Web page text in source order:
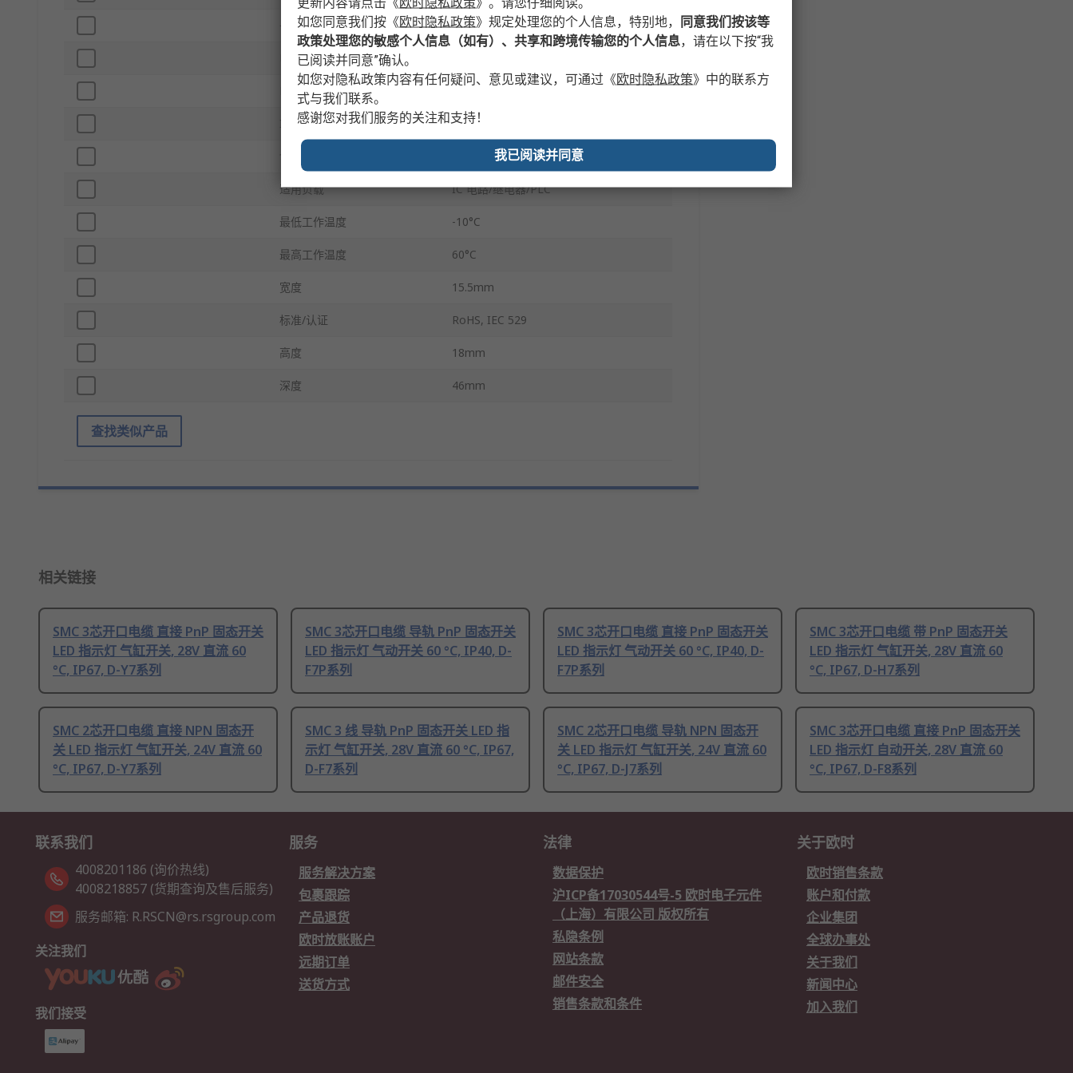
子类型 固态开关
电压
LED 指示灯
IP 防护等级 IP67
适用负载 IC 电路/继电器/PLC
最低工作温度 -10°C
最高工作温度 60°C
宽度 15.5mm
标准/认证 RoHS, IEC 529
高度 18mm
深度 46mm
查找类似产品
相关链接
SMC 3芯开口电缆 直接 PnP 固态开关
LED 指示灯 气缸开关, 28V 直流 60
°C, IP67, D-Y7系列
SMC 3芯开口电缆 导轨 PnP 固态开关
LED 指示灯 气动开关 60 °C, IP40, D-
F7P系列
SMC 3芯开口电缆 直接 PnP 固态开关
LED 指示灯 气动开关 60 °C, IP40, D-
F7P系列
SMC 3芯开口电缆 带 PnP 固态开关
LED 指示灯 气缸开关, 28V 直流 60
°C, IP67, D-H7系列
SMC 2芯开口电缆 直接 NPN 固态开
关 LED 指示灯 气缸开关, 24V 直流 60
°C, IP67, D-Y7系列
SMC 3 线 导轨 PnP 固态开关 LED 指
示灯 气缸开关, 28V 直流 60 °C, IP67,
D-F7系列
SMC 2芯开口电缆 导轨 NPN 固态开
关 LED 指示灯 气缸开关, 24V 直流 60
°C, IP67, D-J7系列
SMC 3芯开口电缆 直接 PnP 固态开关
LED 指示灯 自动开关, 28V 直流 60
°C, IP67, D-F8系列
联系我们
4008201186 (询价热线)
4008218857 (货期查询及售后服务)
服务邮箱: R.RSCN@rs.rsgroup.com
关注我们
我们接受
服务
服务解决方案
包裹跟踪
产品退货
欧时放账账户
远期订单
送货方式
法律
数据保护
沪ICP备17030544号-5 欧时电子元件
（上海）有限公司 版权所有
私隐条例
网站条款
邮件安全
销售条款和条件
关于欧时
欧时销售条款
账户和付款
企业集团
全球办事处
关于我们
新闻中心
加入我们
如您同意我们按 《欧时隐私政策》 规定处理您的个人信息，特别地， 同意我们按该等
政策处理您的敏感个人信息（如有）、共享和跨境传输您的个人信息，请在以下按“我
已阅读并同意”确认。
如您对隐私政策内容有任何疑问、意见或建议，可通过 《欧时隐私政策》 中的联系方
式与我们联系。
感谢您对我们服务的关注和支持！
我已阅读并同意